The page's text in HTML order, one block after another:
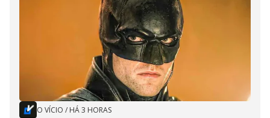
O VÍCIO / HÁ 3 HORAS